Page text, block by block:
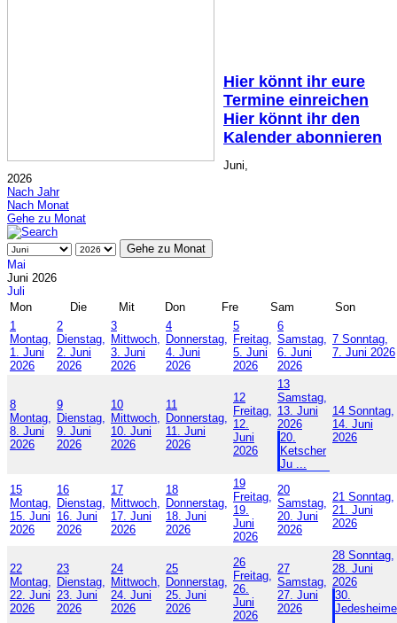
Hier könnt ihr eure
Termine einreichen
Hier könnt ihr den
Kalender abonnieren
Juni,
2026
Nach Jahr
Nach Monat
Gehe zu Monat
Gehe zu Monat
Mai
Juni 2026
Juli
Mon
Die Mit Don Fre Sam
Son
1
Montag,
1. Juni
2026
2
Dienstag,
2. Juni
2026
3
Mittwoch,
3. Juni
2026
4
Donnerstag,
4. Juni
2026
5
Freitag,
5. Juni
2026
6
Samstag,
6. Juni
2026
7 Sonntag,
7. Juni 2026
8
Montag,
8. Juni
2026
9
Dienstag,
9. Juni
2026
10
Mittwoch,
10. Juni
2026
11
Donnerstag,
11. Juni
2026
12
Freitag,
12.
Juni
2026
13
Samstag,
13. Juni
2026
20.
Ketscher
Ju ...
14 Sonntag,
14. Juni
2026
15
Montag,
15. Juni
2026
16
Dienstag,
16. Juni
2026
17
Mittwoch,
17. Juni
2026
18
Donnerstag,
18. Juni
2026
19
Freitag,
19.
Juni
2026
20
Samstag,
20. Juni
2026
21 Sonntag,
21. Juni
2026
22
Montag,
22. Juni
2026
23
Dienstag,
23. Juni
2026
24
Mittwoch,
24. Juni
2026
25
Donnerstag,
25. Juni
2026
26
Freitag,
26.
Juni
2026
27
Samstag,
27. Juni
2026
28 Sonntag,
28. Juni
2026
30.